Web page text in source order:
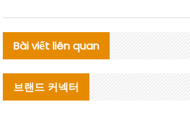
Bài viết liên quan
브랜드 커넥터